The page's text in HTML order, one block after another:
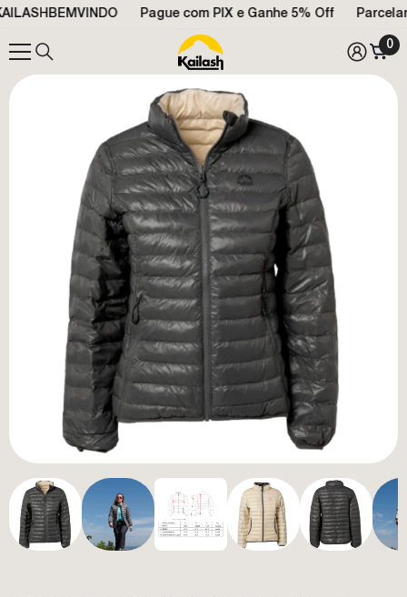
PULAR PARA O CONTEÚDO Pague com PIX e Ganhe 5% Off
0
0